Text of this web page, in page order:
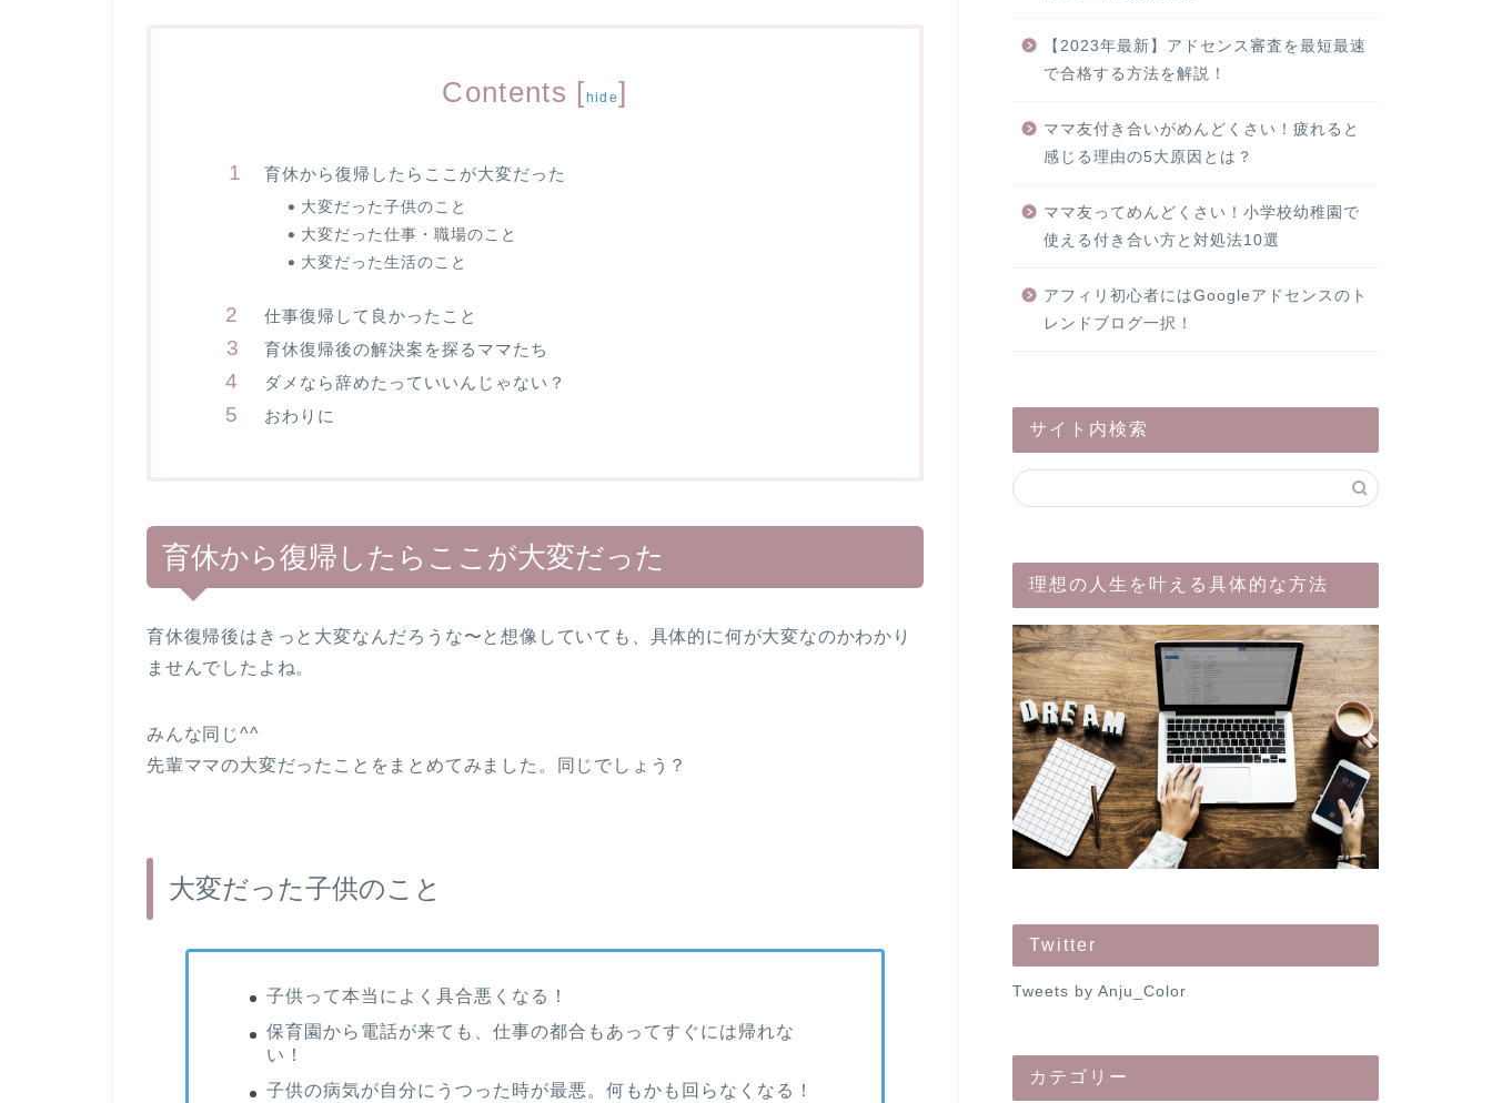
Contents [ hide]
育休から復帰したらここが大変だった
大変だった子供のこと
大変だった仕事・職場のこと
大変だった生活のこと
仕事復帰して良かったこと
育休復帰後の解決案を探るママたち
ダメなら辞めたっていいんじゃない？
おわりに
育休から復帰したらここが大変だった
育休復帰後はきっと大変なんだろうな〜と想像していても、具体的に何が大変なのかわかり
ませんでしたよね。
みんな同じ^^
先輩ママの大変だったことをまとめてみました。同じでしょう？
大変だった子供のこと
子供って本当によく具合悪くなる！
保育園から電話が来ても、仕事の都合もあってすぐには帰れな
い！
子供の病気が自分にうつった時が最悪。何もかも回らなくなる！
【2023年最新】アドセンス審査を最短最速
で合格する方法を解説！
ママ友付き合いがめんどくさい！疲れると
感じる理由の5大原因とは？
ママ友ってめんどくさい！小学校幼稚園で
使える付き合い方と対処法10選
アフィリ初心者にはGoogleアドセンスのト
レンドブログ一択！
サイト内検索
理想の人生を叶える具体的な方法
Twitter
Tweets by Anju_Color
カテゴリー